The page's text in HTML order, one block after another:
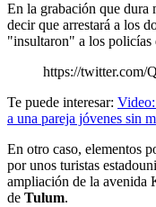
En la grabación que dura
decir que arrestará a los
"insultaron" a los policías
https://twitter.com/
Te puede interesar:
a una pareja jóvenes sin
En otro caso, elementos
por unos turistas
ampliación de la avenida
de Tulum.